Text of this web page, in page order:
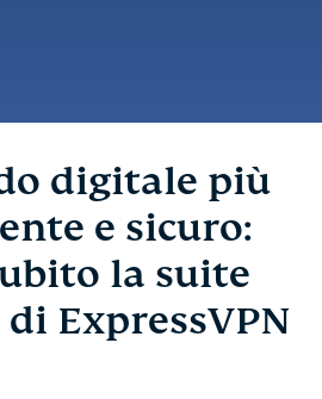
digitale più
e sicuro:
la suite
ExpressVPN